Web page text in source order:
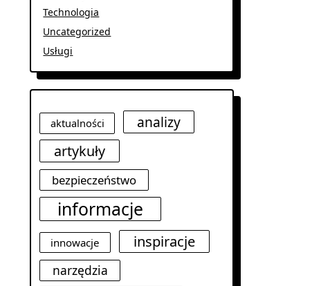
Technologia
Uncategorized
Usługi
aktualności
analizy
artykuły
bezpieczeństwo
informacje
innowacje inspiracje
narzędzia